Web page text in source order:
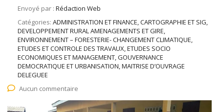
Envoyé par : Rédaction Web
Catégories: ADMINISTRATION ET FINANCE, CARTOGRAPHIE ET SIG,
DEVELOPPEMENT RURAL AMENAGEMENTS ET GIRE,
ENVIRONNEMENT – FORESTERIE- CHANGEMENT CLIMATIQUE,
ETUDES ET CONTROLE DES TRAVAUX, ETUDES SOCIO
ECONOMIQUES ET MANAGEMENT, GOUVERNANCE
DEMOCRATIQUE ET URBANISATION, MAITRISE D’OUVRAGE
DELEGUEE
Aucun commentaire